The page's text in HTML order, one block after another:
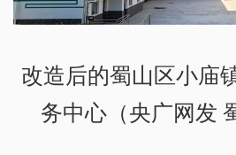
改造后的蜀山区小庙
务中心（央广网发